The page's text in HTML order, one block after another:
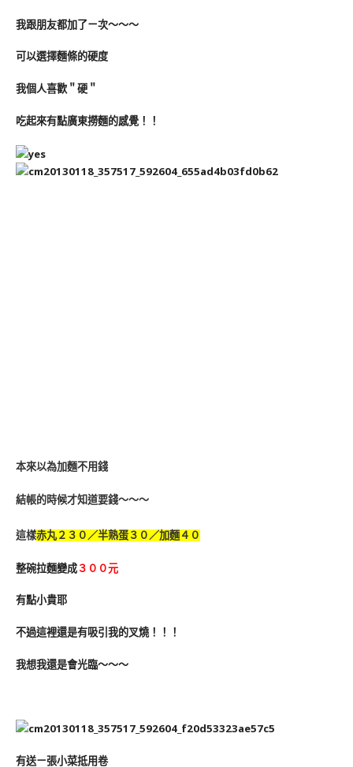
我跟朋友都加了ㄧ次～～～
可以選擇麵條的硬度
我個人喜歡＂硬＂
吃起來有點廣東撈麵的感覺！！
本來以為加麵不用錢
結帳的時候才知道要錢～～～
這樣赤丸２３０／半熟蛋３０／加麵４０
整碗拉麵變成３００元
有點小貴耶
不過這裡還是有吸引我的叉燒！！！
我想我還是會光臨～～～
有送ㄧ張小菜抵用卷